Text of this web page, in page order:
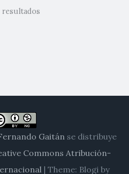
resultados
Gaitánse distribuye
Commons Atribución-
| Theme: Blogi by